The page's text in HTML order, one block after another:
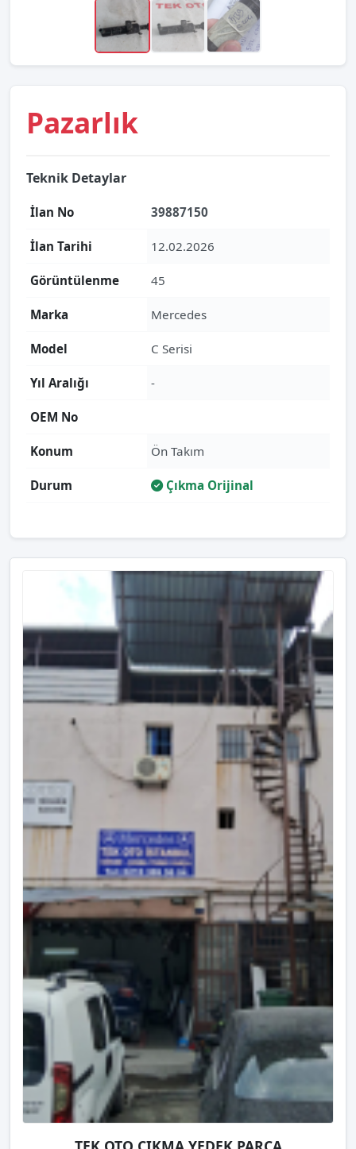
Pazarlık
Teknik Detaylar
İlan No 39887150
İlan Tarihi 12.02.2026
Görüntülenme 45
Marka Mercedes
Model C Serisi
Yıl Aralığı -
OEM No
Konum Ön Takım
Durum Çıkma Orijinal